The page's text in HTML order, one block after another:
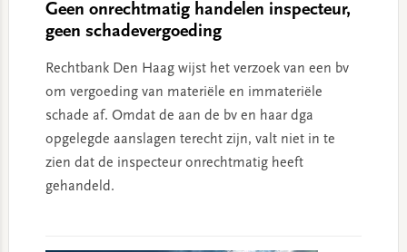
Geen onrechtmatig handelen inspecteur,
geen schadevergoeding
Rechtbank Den Haag wijst het verzoek van een bv
om vergoeding van materiële en immateriële
schade af. Omdat de aan de bv en haar dga
opgelegde aanslagen terecht zijn, valt niet in te
zien dat de inspecteur onrechtmatig heeft
gehandeld.